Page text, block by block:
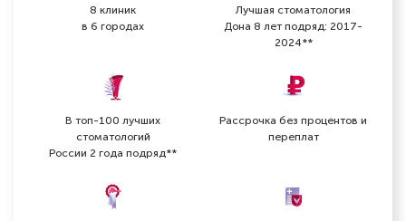
8 клиник
в 6 городах
Лучшая стоматология
Дона 8 лет подряд: 2017-
2024**
В топ-100 лучших
стоматологий
России 2 года подряд**
Рассрочка без процентов и
переплат